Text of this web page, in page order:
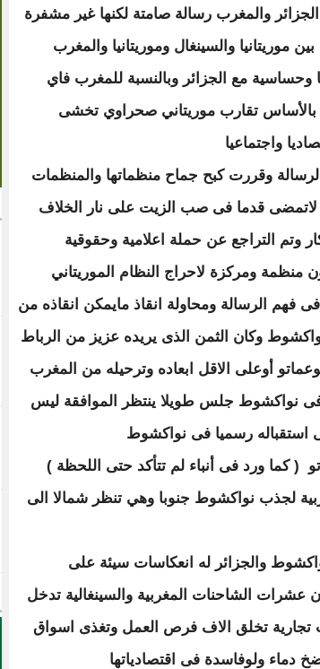
والمغرب رسالة صامتة لكنها غير مشفرة
موريتانيا والسينغال وموريتانيا والمغرب
مع الجزائر وبالنسبة للمغرب فاي
بالأساس تقارب موريتاني صحراوي تخشى
واجتماعيا
وقررت كبح جماح منظماتها والمنظمات
لاتمضى قدما فى صب الزيت على نار الخلاف
وتم التراجع عن حملة اعلامية وحقوقية
منظمة ومركزة لاحراج النظام الموريتاني
فى فهم الرسالة ومحاولة انقاذ مايمكن انقاذه من
وكان الثمن الذى يريده عزيز من الرباط
أوعلى الاقل ابعاده وترحيله من المغرب
نواكشوط جلس طويلا ينتظر الموافقة ليس
استقباله رسميا فى نواكشوط
( كما ورد فى أنباء لم تتأكد حتى اللحظة )
لجذب نواكشوط جنوبا وهي تنظر شمالا الى
والجزائر له انعكاسات سيئة على
عشرات الشاحنات المغربية والسينغالية تدخل
تجارية تخلق الاف فرص العمل وتغذى اسواق
دماء ولوفاسدة فى اقتصادياتها